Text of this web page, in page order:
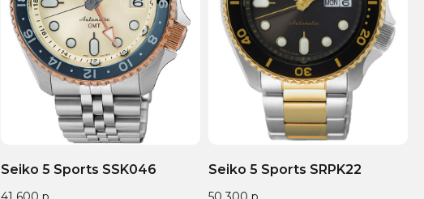
Seiko 5 Sports SSK046 Seiko 5 Sports SRPK22